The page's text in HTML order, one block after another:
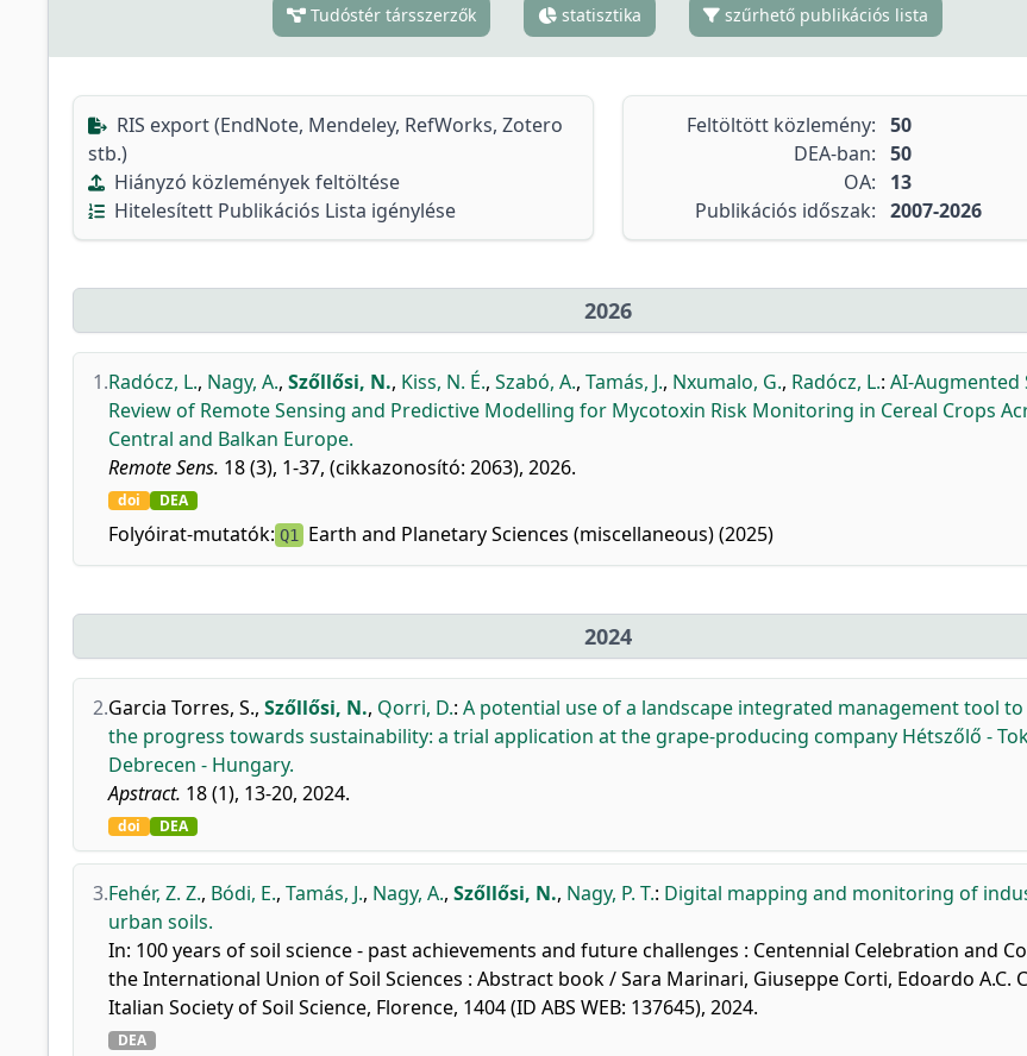
Tudóstér társszerzők statisztika szűrhető publikációs lista
RIS export (EndNote, Mendeley, RefWorks, Zotero
stb.)
Hiányzó közlemények feltöltése
Hitelesített Publikációs Lista igénylése
Feltöltött közlemény: 50
DEA-ban: 50
OA:
13
Publikációs időszak: 2007-2026
2026
1.Radócz, L., Nagy, A., Szőllősi, N., Kiss, N. É., Szabó, A., Tamás, J., Nxumalo, G., Radócz, L.: AI-Augmented
Review of Remote Sensing and Predictive Modelling for Mycotoxin Risk Monitoring in Cereal Crops
Central and Balkan Europe.
Remote Sens. 18 (3), 1-37, (cikkazonosító: 2063), 2026.
doi DEA
Folyóirat-mutatók: Q1 Earth and Planetary Sciences (miscellaneous) (2025)
2024
2.Garcia Torres, S., Szőllősi, N., Qorri, D.: A potential use of a landscape integrated management tool
the progress towards sustainability: a trial application at the grape-producing company Hétszőlő -
Debrecen - Hungary.
Apstract. 18 (1), 13-20, 2024.
doi DEA
3.Fehér, Z. Z., Bódi, E., Tamás, J., Nagy, A., Szőllősi, N., Nagy, P. T.: Digital mapping and monitoring of
urban soils.
In: 100 years of soil science - past achievements and future challenges : Centennial Celebration and
the International Union of Soil Sciences : Abstract book / Sara Marinari, Giuseppe Corti, Edoardo A.C.
Italian Society of Soil Science, Florence, 1404 (ID ABS WEB: 137645), 2024.
DEA